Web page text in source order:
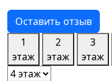
Оставить отзыв
1
этаж
2
этаж
3
этаж